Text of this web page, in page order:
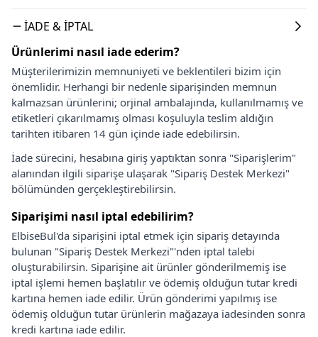
İADE & İPTAL
Ürünlerimi nasıl iade ederim?
Müşterilerimizin memnuniyeti ve beklentileri bizim için
önemlidir. Herhangi bir nedenle siparişinden memnun
kalmazsan ürünlerini; orjinal ambalajında, kullanılmamış ve
etiketleri çıkarılmamış olması koşuluyla teslim aldığın
tarihten itibaren 14 gün içinde iade edebilirsin.
İade sürecini, hesabına giriş yaptıktan sonra "Siparişlerim"
alanından ilgili siparişe ulaşarak "Sipariş Destek Merkezi"
bölümünden gerçekleştirebilirsin.
Siparişimi nasıl iptal edebilirim?
ElbiseBul'da siparişini iptal etmek için sipariş detayında
bulunan "Sipariş Destek Merkezi"'nden iptal talebi
oluşturabilirsin. Siparişine ait ürünler gönderilmemiş ise
iptal işlemi hemen başlatılır ve ödemiş olduğun tutar kredi
kartına hemen iade edilir. Ürün gönderimi yapılmış ise
ödemiş olduğun tutar ürünlerin mağazaya iadesinden sonra
kredi kartına iade edilir.